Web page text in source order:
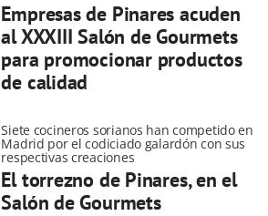
Empresas de Pinares acuden
al XXXIII Salón de Gourmets
para promocionar productos
de calidad
Siete cocineros sorianos han competido en
Madrid por el codiciado galardón con sus
respectivas creaciones
El torrezno de Pinares, en el
Salón de Gourmets